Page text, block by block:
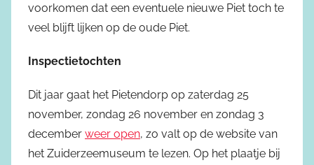
voorkomen dat een eventuele nieuwe Piet toch te
veel blijft lijken op de oude Piet.
Inspectietochten
Dit jaar gaat het Pietendorp op zaterdag 25
november, zondag 26 november en zondag 3
december weer open, zo valt op de website van
het Zuiderzeemuseum te lezen. Op het plaatje bij